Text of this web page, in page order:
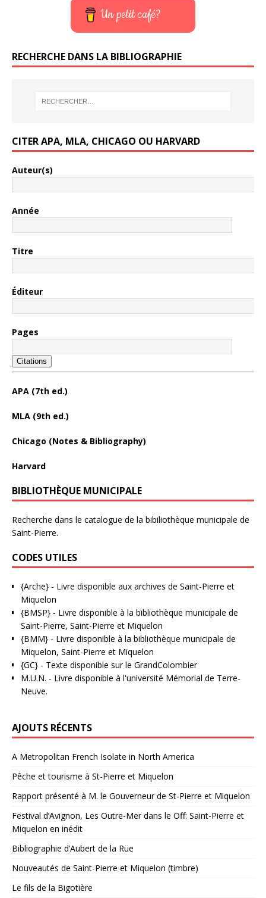
Un petit café?
RECHERCHE DANS LA BIBLIOGRAPHIE
CITER APA, MLA, CHICAGO OU HARVARD
Auteur(s)
Année
Titre
Éditeur
Pages
Citations
APA (7th ed.)
MLA (9th ed.)
Chicago (Notes & Bibliography)
Harvard
BIBLIOTHÈQUE MUNICIPALE
Recherche dans le catalogue de la bibiliothèque municipale de
Saint-Pierre.
CODES UTILES
{Arche} - Livre disponible aux archives de Saint-Pierre et
Miquelon
{BMSP} - Livre disponible à la bibliothèque municipale de
Saint-Pierre, Saint-Pierre et Miquelon
{BMM} - Livre disponible à la bibliothèque municipale de
Miquelon, Saint-Pierre et Miquelon
{GC} - Texte disponible sur le GrandColombier
M.U.N. - Livre disponible à l'université Mémorial de Terre-
Neuve.
AJOUTS RÉCENTS
A Metropolitan French Isolate in North America
Pêche et tourisme à St-Pierre et Miquelon
Rapport présenté à M. le Gouverneur de St-Pierre et Miquelon
Festival d’Avignon, Les Outre-Mer dans le Off: Saint-Pierre et
Miquelon en inédit
Bibliographie d’Aubert de la Rüe
Nouveautés de Saint-Pierre et Miquelon (timbre)
Le fils de la Bigotière